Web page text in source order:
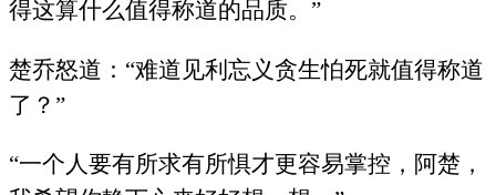
得这算什么值得称道的品质。”
楚乔怒道：“难道见利忘义贪生怕死就值得称道
了？”
“一个人要有所求有所惧才更容易掌控，阿楚，